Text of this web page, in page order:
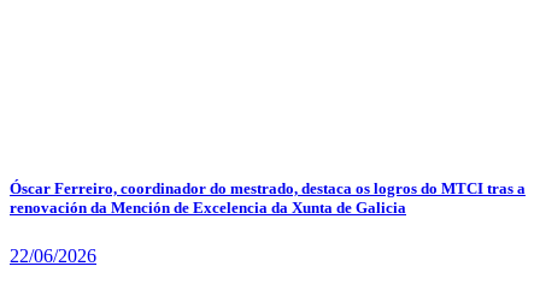
Óscar Ferreiro, coordinador do mestrado, destaca os logros do MTCI tras a
renovación da Mención de Excelencia da Xunta de Galicia
22/06/2026